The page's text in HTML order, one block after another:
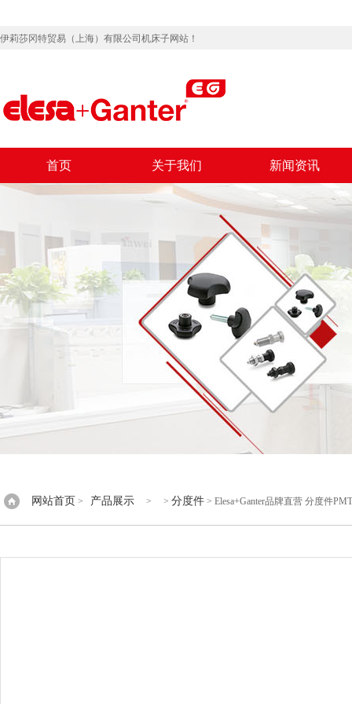
伊莉莎冈特贸易（上海）有限公司机床子网站！
首页 关于我们 新闻资讯
网站首页 > 产品展示 > > 分度件 > Elesa+Ganter品牌直营 分度件